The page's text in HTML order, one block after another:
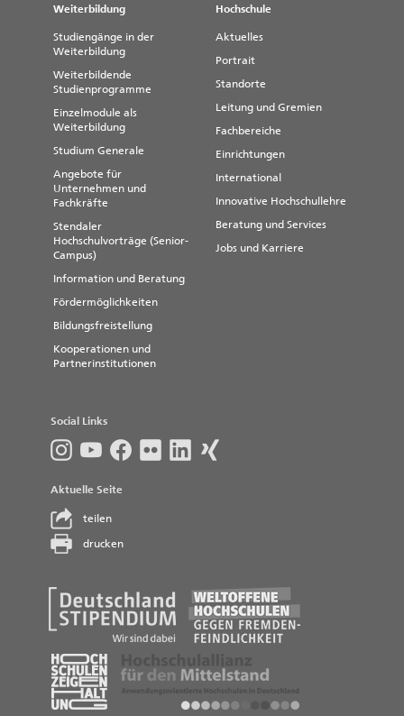
Weiterbildung
Studiengänge in der
Weiterbildung
Weiterbildende
Studienprogramme
Einzelmodule als
Weiterbildung
Studium Generale
Angebote für
Unternehmen und
Fachkräfte
Stendaler
Hochschulvorträge (Senior-
Campus)
Information und Beratung
Fördermöglichkeiten
Bildungsfreistellung
Kooperationen und
Partnerinstitutionen
Hochschule
Aktuelles
Portrait
Standorte
Leitung und Gremien
Fachbereiche
Einrichtungen
International
Innovative Hochschullehre
Beratung und Services
Jobs und Karriere
Social Links
Aktuelle Seite
teilen
drucken